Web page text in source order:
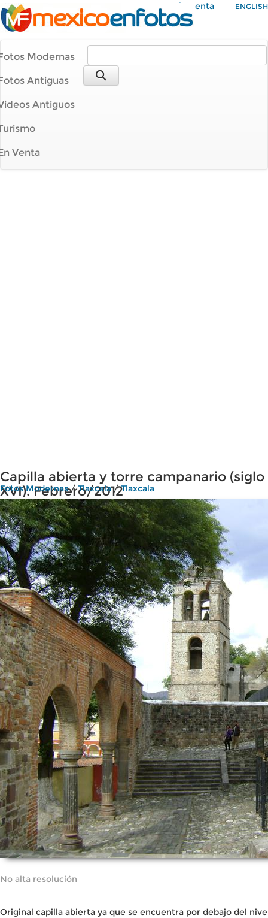
Mi Cuenta ENGLISH
Modernas
Antiguas
Antiguos
Venta
Capilla abierta y torre campanario (siglo
XVI). Febrero/2012
Fotos Modernas/Tlaxcala/Tlaxcala
No alta resolución
Original capilla abierta ya que se encuentra por debajo del